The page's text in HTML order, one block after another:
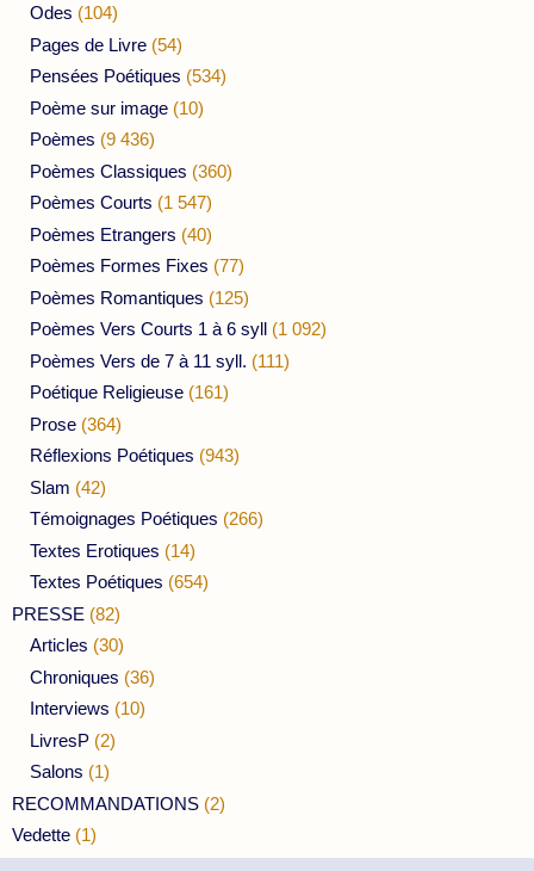
Odes (104)
Pages de Livre (54)
Pensées Poétiques (534)
Poème sur image (10)
Poèmes (9 436)
Poèmes Classiques (360)
Poèmes Courts (1 547)
Poèmes Etrangers (40)
Poèmes Formes Fixes (77)
Poèmes Romantiques (125)
Poèmes Vers Courts 1 à 6 syll (1 092)
Poèmes Vers de 7 à 11 syll. (111)
Poétique Religieuse (161)
Prose (364)
Réflexions Poétiques (943)
Slam (42)
Témoignages Poétiques (266)
Textes Erotiques (14)
Textes Poétiques (654)
PRESSE (82)
Articles (30)
Chroniques (36)
Interviews (10)
LivresP (2)
Salons (1)
RECOMMANDATIONS (2)
Vedette (1)